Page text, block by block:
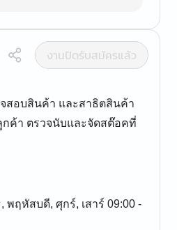
งานปิดรับสมัครแล้ว
สอบสินค้า และสาธิตสินค้า
ค้า ตรวจนับและจัดสต๊อคที่
พฤหัสบดี, ศุกร์, เสาร์ 09:00 -